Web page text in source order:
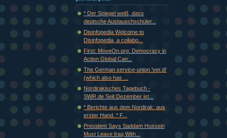
* Der Spiegel weiß, dass
deutsche Austauschschüler...
Disinfopedia Welcome to
Disinfopedia, a collabo...
First: MoveOn.org: Democracy in
Action Global Can...
The German service-union 'ver.di'
(which also has ...
Nordirakisches Tagebuch -
SWR.de Seit Dezember ist...
* Berichte aus dem Nordirak: aus
erster Hand. * F...
President Says Saddam Hussein
Must Leave Iraq With...